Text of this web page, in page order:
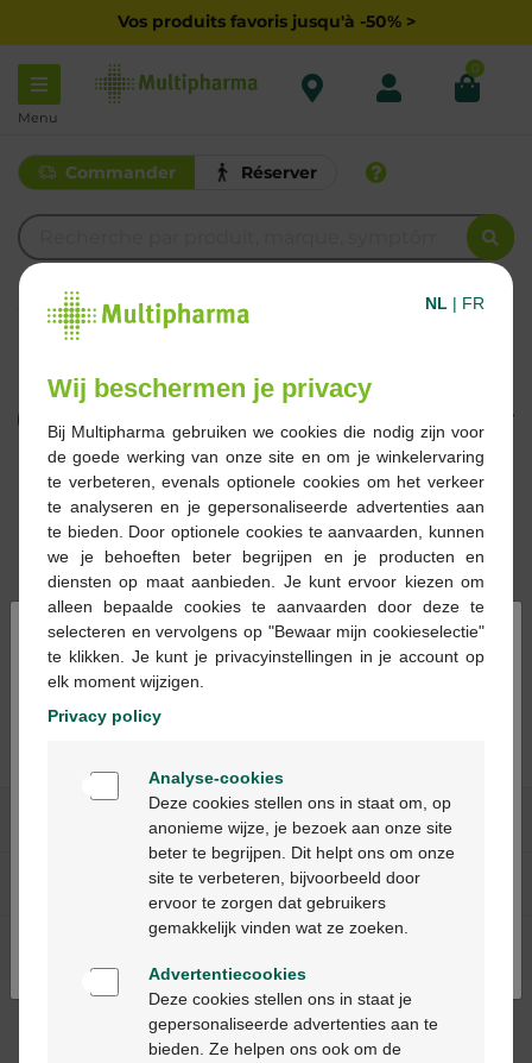
Vos produits favoris jusqu'à -50% >
Menu
0
Commander Réserver
C
CORUNO
2 Résultats
Coruno comp retard
28 x 16mg
Coruno comp retard
A propos de Multipharma
Méthodes de paiement
×
Bienvenue
Ga verder in het nederlands
Continuez en français
NL | FR
Wij beschermen je privacy
Bij Multipharma gebruiken we cookies die nodig zijn voor
de goede werking van onze site en om je winkelervaring
te verbeteren, evenals optionele cookies om het verkeer
te analyseren en je gepersonaliseerde advertenties aan
te bieden. Door optionele cookies te aanvaarden, kunnen
we je behoeften beter begrijpen en je producten en
diensten op maat aanbieden. Je kunt ervoor kiezen om
alleen bepaalde cookies te aanvaarden door deze te
selecteren en vervolgens op "Bewaar mijn cookieselectie"
te klikken. Je kunt je privacyinstellingen in je account op
elk moment wijzigen.
Privacy policy
Analyse-cookies
Deze cookies stellen ons in staat om, op
anonieme wijze, je bezoek aan onze site
beter te begrijpen. Dit helpt ons om onze
site te verbeteren, bijvoorbeeld door
ervoor te zorgen dat gebruikers
gemakkelijk vinden wat ze zoeken.
Advertentiecookies
Deze cookies stellen ons in staat je
gepersonaliseerde advertenties aan te
bieden. Ze helpen ons ook om de